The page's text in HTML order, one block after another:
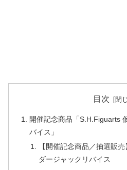
目次
開催記念商品「S.H.Figuarts
バイス」
【開催記念商品／抽選販
ダージャックリバイス